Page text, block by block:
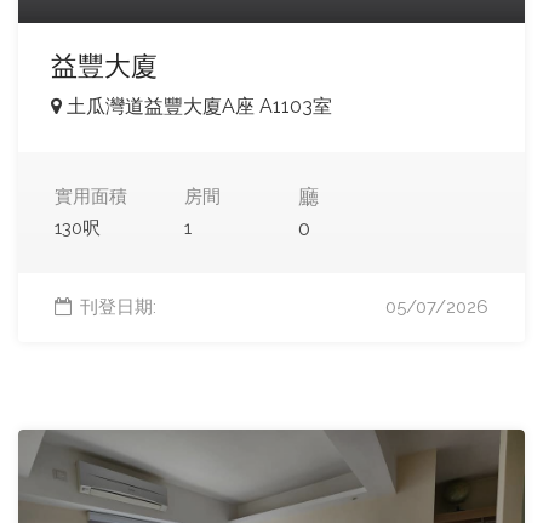
益豐大廈
土瓜灣道益豐大廈A座 A1103室
實用面積
130呎
房間
1
廳
0
刊登日期: 05/07/2026